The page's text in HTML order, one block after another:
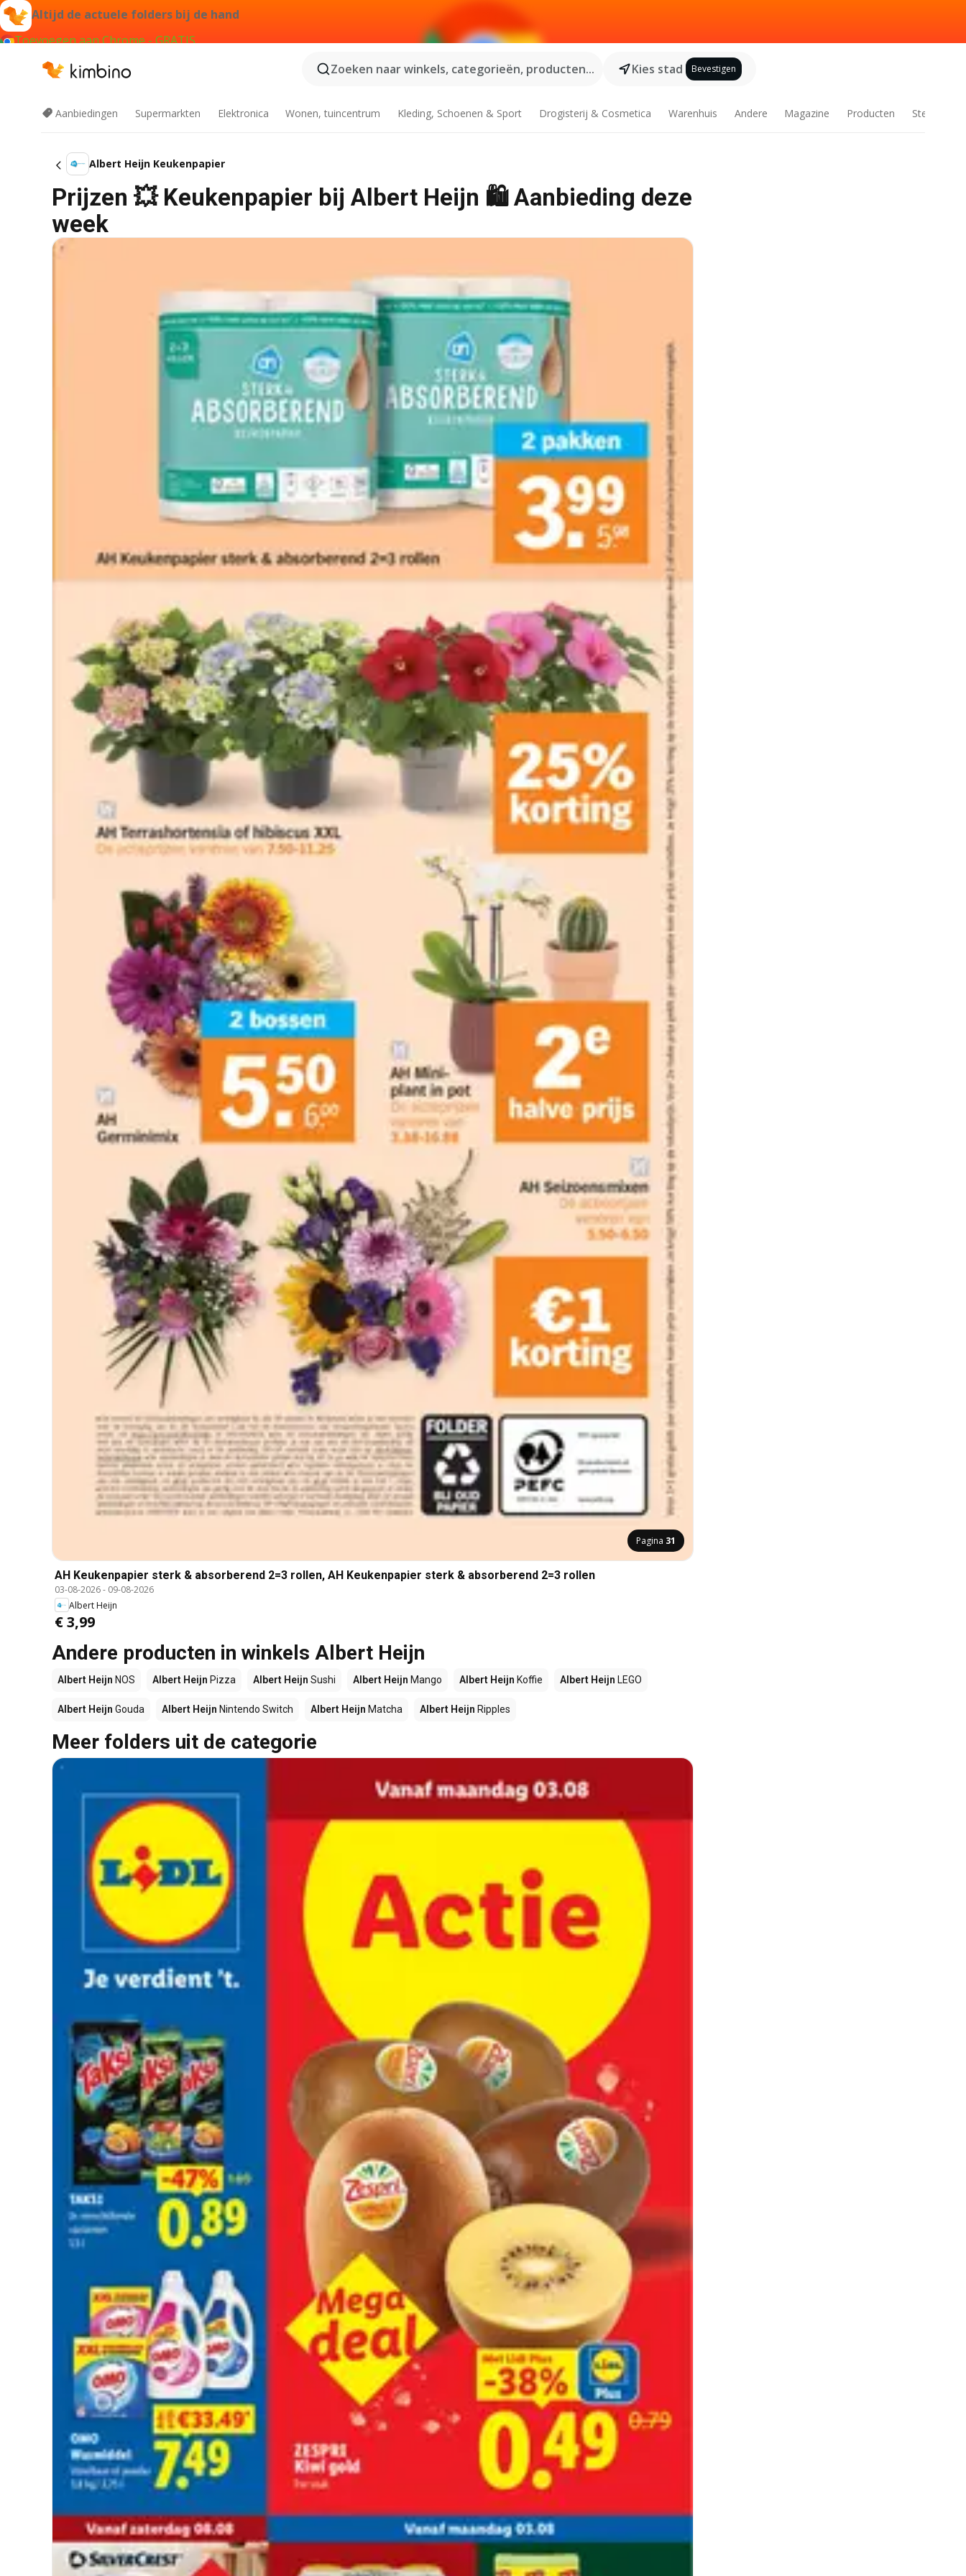
Altijd de actuele folders bij de hand
Toevoegen aan Chrome - GRATIS
Zoeken naar winkels, categorieën, producten...
Kies stad Bevestigen
Aanbiedingen Supermarkten Elektronica Wonen, tuincentrum Kleding, Schoenen & Sport Drogisterij & Cosmetica Warenhuis Andere Magazine Producten Steden
Albert Heijn Keukenpapier
Prijzen 💥 Keukenpapier bij Albert Heijn 🛍️ Aanbieding deze
week
Pagina 31
AH Keukenpapier sterk & absorberend 2=3 rollen, AH Keukenpapier sterk & absorberend 2=3 rollen
03-08-2026- 09-08-2026
Albert Heijn
€ 3,99
Andere producten in winkels Albert Heijn
Albert Heijn NOS Albert Heijn Pizza Albert Heijn Sushi Albert Heijn Mango Albert Heijn Koffie Albert Heijn LEGO
Albert Heijn Gouda Albert Heijn Nintendo Switch Albert Heijn Matcha Albert Heijn Ripples
Meer folders uit de categorie